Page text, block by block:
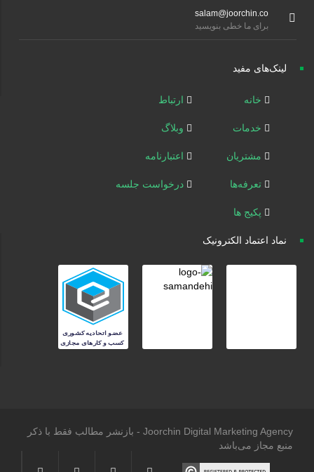
salam@joorchin.co
برای ما خطی بنویسید
لینک‌های مفید
خانه
خدمات
مشتریان
تعرفه‌ها
پکیج ها
ارتباط
وبلاگ
اعتبارنامه
درخواست جلسه
نماد اعتماد الکترونیک
Joorchin Digital Marketing Agency - بازنشر مطالب فقط با ذکر
منبع مجاز می‌باشد